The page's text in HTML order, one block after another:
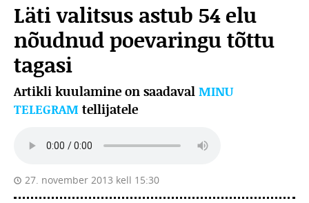
Läti valitsus astub 54 elu
nõudnud poevaringu tõttu
tagasi
Artikli kuulamine on saadaval MINU
TELEGRAM tellijatele
27. november 2013 kell 15:30